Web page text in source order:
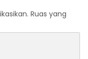
Ruas yang